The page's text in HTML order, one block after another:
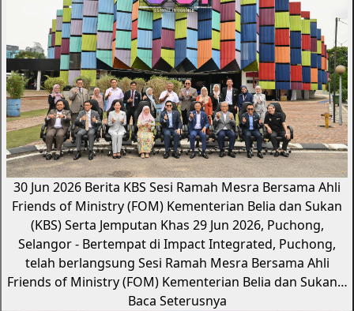
30 Jun 2026 Berita KBS Sesi Ramah Mesra Bersama Ahli
Friends of Ministry (FOM) Kementerian Belia dan Sukan
(KBS) Serta Jemputan Khas 29 Jun 2026, Puchong,
Selangor - Bertempat di Impact Integrated, Puchong,
telah berlangsung Sesi Ramah Mesra Bersama Ahli
Friends of Ministry (FOM) Kementerian Belia dan Sukan…
Baca Seterusnya